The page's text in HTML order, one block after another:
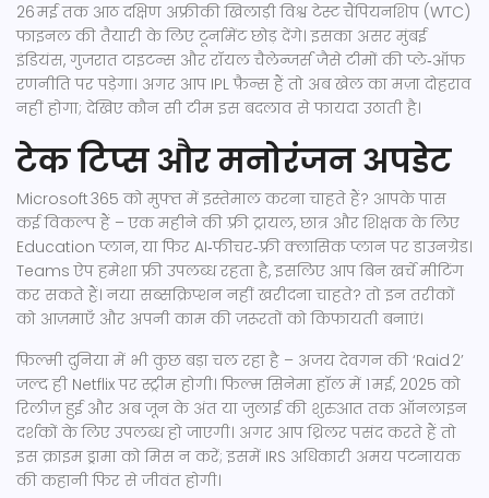
26 मई तक आठ दक्षिण अफ्रीकी खिलाड़ी विश्व टेस्ट चैंपियनशिप (WTC)
फाइनल की तैयारी के लिए टूर्नामेंट छोड़ देंगे। इसका असर मुंबई
इंडियंस, गुजरात टाइटन्स और रॉयल चैलेन्जर्स जैसे टीमों की प्ले‑ऑफ़
रणनीति पर पड़ेगा। अगर आप IPL फ़ैन्स हैं तो अब खेल का मज़ा दोहराव
नहीं होगा; देखिए कौन सी टीम इस बदलाव से फायदा उठाती है।
टेक टिप्स और मनोरंजन अपडेट
Microsoft 365 को मुफ्त में इस्तेमाल करना चाहते हैं? आपके पास
कई विकल्प हैं – एक महीने की फ़्री ट्रायल, छात्र और शिक्षक के लिए
Education प्लान, या फिर AI‑फीचर‑फ़्री क्लासिक प्लान पर डाउनग्रेड।
Teams ऐप हमेशा फ्री उपलब्ध रहता है, इसलिए आप बिन खर्चे मीटिंग
कर सकते हैं। नया सब्सक्रिप्शन नहीं खरीदना चाहते? तो इन तरीकों
को आज़माएँ और अपनी काम की ज़रूरतों को किफायती बनाएं।
फ़िल्मी दुनिया में भी कुछ बड़ा चल रहा है – अजय देवगन की ‘Raid 2’
जल्द ही Netflix पर स्ट्रीम होगी। फिल्म सिनेमा हॉल में 1 मई, 2025 को
रिलीज़ हुई और अब जून के अंत या जुलाई की शुरुआत तक ऑनलाइन
दर्शकों के लिए उपलब्ध हो जाएगी। अगर आप थ्रिलर पसंद करते हैं तो
इस क्राइम ड्रामा को मिस न करें; इसमें IRS अधिकारी अमय पटनायक
की कहानी फिर से जीवंत होगी।